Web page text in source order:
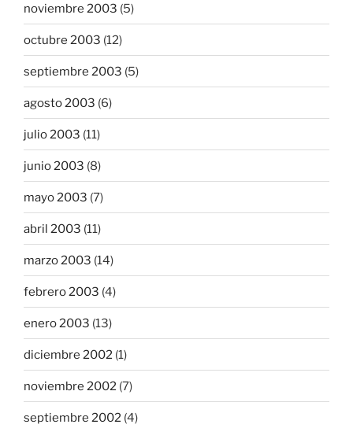
noviembre 2003 (5)
octubre 2003 (12)
septiembre 2003 (5)
agosto 2003 (6)
julio 2003 (11)
junio 2003 (8)
mayo 2003 (7)
abril 2003 (11)
marzo 2003 (14)
febrero 2003 (4)
enero 2003 (13)
diciembre 2002 (1)
noviembre 2002 (7)
septiembre 2002 (4)